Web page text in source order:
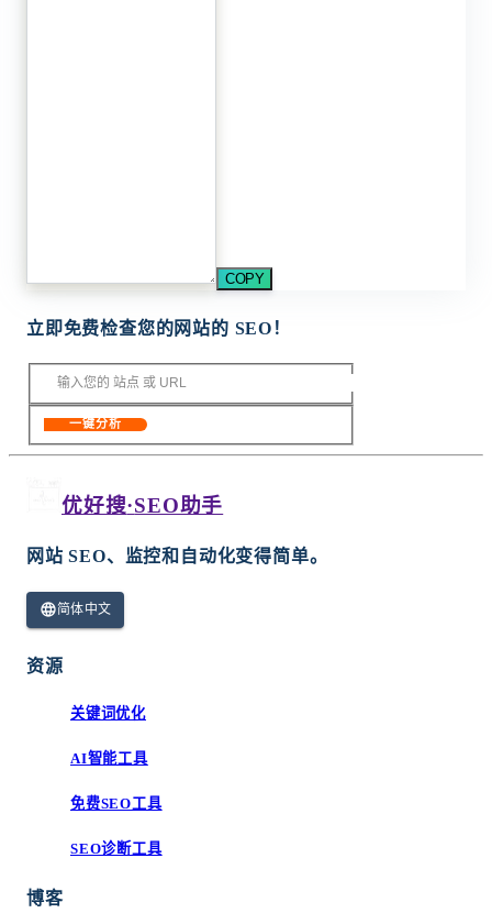
COPY
立即免费检查您的网站的 SEO！
一键分析
优好搜·SEO助手
网站 SEO、监控和自动化变得简单。
简体中文
资源
关键词优化
AI智能工具
免费SEO工具
SEO诊断工具
博客